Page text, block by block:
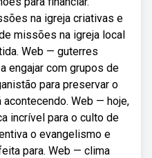
na igreja criativas e
missões na igreja local
Web — guterres
engajar com grupos de
para preservar o
Web — hoje,
incrível para o culto de
o evangelismo e
para. Web — clima